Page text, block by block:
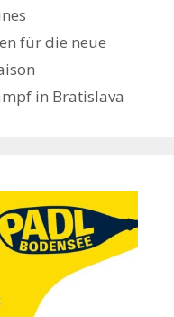
für die neue
in Bratislava